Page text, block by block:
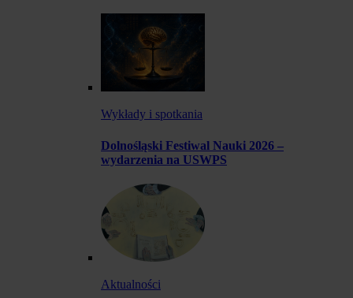
Wykłady i spotkania
Dolnośląski Festiwal Nauki 2026 –
wydarzenia na USWPS
Aktualności